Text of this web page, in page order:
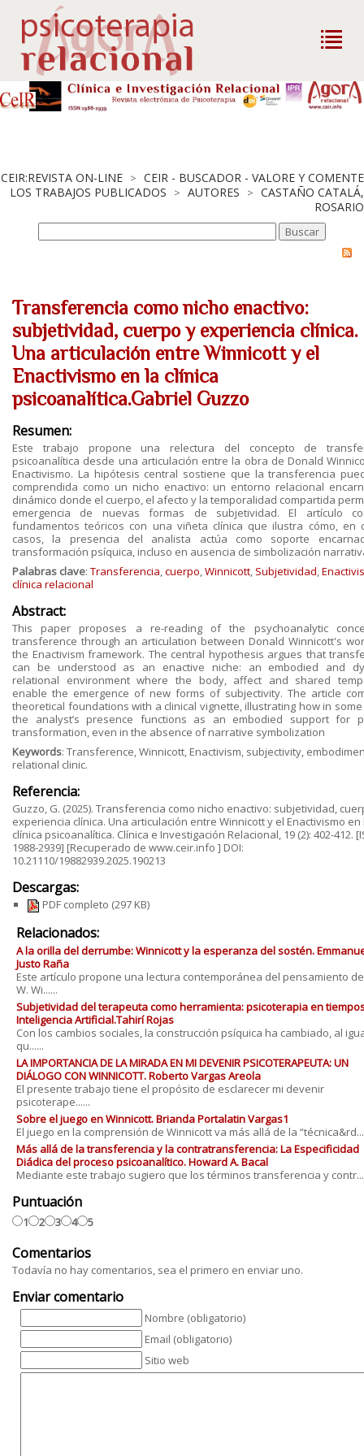
CEIR:REVISTA ON-LINE > CEIR - BUSCADOR - VALORE Y COMENTE
LOS TRABAJOS PUBLICADOS > AUTORES > CASTAÑO CATALÁ,
ROSARIO
Transferencia como nicho enactivo:
subjetividad, cuerpo y experiencia clínica.
Una articulación entre Winnicott y el
Enactivismo en la clínica
psicoanalítica.Gabriel Guzzo
Resumen:
Este trabajo propone una relectura del concepto de
psicoanalítica desde una articulación entre la obra de Donald
Enactivismo. La hipótesis central sostiene que la transferencia
comprendida como un nicho enactivo: un entorno relacional
dinámico donde el cuerpo, el afecto y la temporalidad compartida
emergencia de nuevas formas de subjetividad. El artículo
fundamentos teóricos con una viñeta clínica que ilustra cómo, en
casos, la presencia del analista actúa como soporte
transformación psíquica, incluso en ausencia de simbolización
Palabras clave: Transferencia,cuerpo,Winnicott, Subjetividad,
clínica relacional
Abstract:
This paper proposes a re-reading of the psychoanalytic
transference through an articulation between Donald Winnicott's
the Enactivism framework. The central hypothesis argues that
can be understood as an enactive niche: an embodied and
relational environment where the body, affect and shared
enable the emergence of new forms of subjectivity. The article
theoretical foundations with a clinical vignette, illustrating how in
the analyst’s presence functions as an embodied support for
transformation, even in the absence of narrative symbolization
Keywords: Transference, Winnicott, Enactivism, subjectivity,
relational clinic.
Referencia:
Guzzo, G. (2025). Transferencia como nicho enactivo: subjetividad,
experiencia clínica. Una articulación entre Winnicott y el Enactivismo en
clínica psicoanalítica. Clínica e Investigación Relacional, 19 (2): 402-412.
1988-2939] [Recuperado de www.ceir.info ] DOI:
10.21110/19882939.2025.190213
Descargas:
PDF completo (297 KB)
Relacionados:
A la orilla del derrumbe: Winnicott y la esperanza del sostén.
Justo Raña
Este artículo propone una lectura contemporánea del pensamiento
W. Wi......
Subjetividad del terapeuta como herramienta: psicoterapia en
Inteligencia Artificial.Tahirí Rojas
Con los cambios sociales, la construcción psíquica ha cambiado, al
qu......
LA IMPORTANCIA DE LA MIRADA EN MI DEVENIR PSICOTERAPEUTA: UN
DIÁLOGO CON WINNICOTT. Roberto Vargas Areola
El presente trabajo tiene el propósito de esclarecer mi devenir
psicoterape......
Sobre el juego en Winnicott. Brianda Portalatin Vargas1
El juego en la comprensión de Winnicott va más allá de la
Más allá de la transferencia y la contratransferencia: La Especificidad
Diádica del proceso psicoanalítico. Howard A. Bacal
Mediante este trabajo sugiero que los términos transferencia y
Puntuación
1 2 3 4 5
Comentarios
Todavía no hay comentarios, sea el primero en enviar uno.
Enviar comentario
Nombre (obligatorio)
Email (obligatorio)
Sitio web